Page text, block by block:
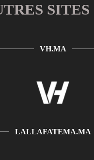
SITES
VH.MA
LALLAFATEMA.MA